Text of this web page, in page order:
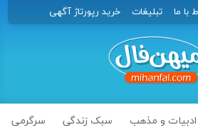
با ما تبلیغات خرید رپورتاژ آگهی
ادبیات و مذهب سبک زندگی سرگرمی